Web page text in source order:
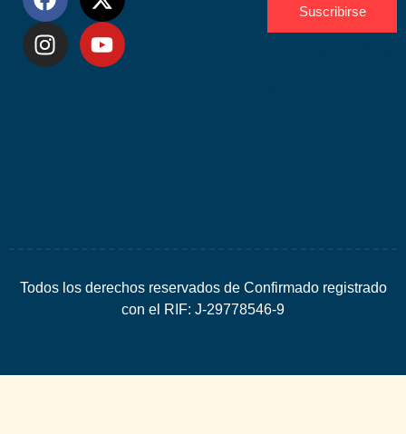
Suscribirse
Todos los derechos reservados de Confirmado registrado
con el RIF: J-29778546-9